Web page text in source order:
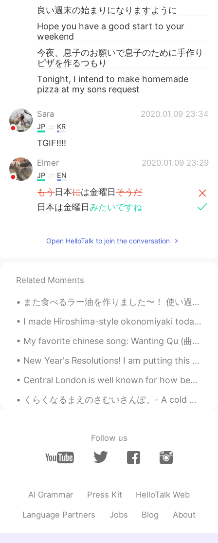
良い週末の始まりになりますように
Hope you have a good start to your
weekend
今夜、息子のお願いで息子のために手作り
ピザを作るつもり
Tonight, I intend to make homemade
pizza at my sons request
Sara 2020.01.09 23:34
JP KR
TGIF!!!!
Elmer 2020.01.09 23:29
JP EN
もう日本には金曜日そうだ
日本は金曜日みたいですね
Open HelloTalk to join the conversation
Related Moments
また食べるラー油を作りました〜！ 使い過ぎかもしれない😅 今回はちょっと辛い目に作りたかったので 辛い世界一のカロライナリーパーを使ったんだ〜 うん。結構辛いですよ。 とにかく辛い。 幸いと辛い...
I made Hiroshima-style okonomiyaki today! I'm always looking for new things to cook - please let ...
My favorite chinese song: Wanting Qu (曲婉婷) - You exist in my song (我的歌声里) 🌃🙈🎶 My first challe...
New Year's Resolutions! I am putting this here, so I can pin it and hold myself to it. 1🔹️Less ...
Central London is well known for how beautiful it looks but also it's festive decorations as well...
くらくなるまえのさむいさんぽ。- A cold walk before dark. I headed to the lake today right at 5pm after completi...
Follow us
AI Grammar Press Kit HelloTalk Web
Language Partners Jobs Blog About